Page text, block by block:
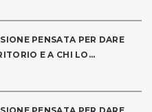
PENSATA PER DARE
E A CHI LO...